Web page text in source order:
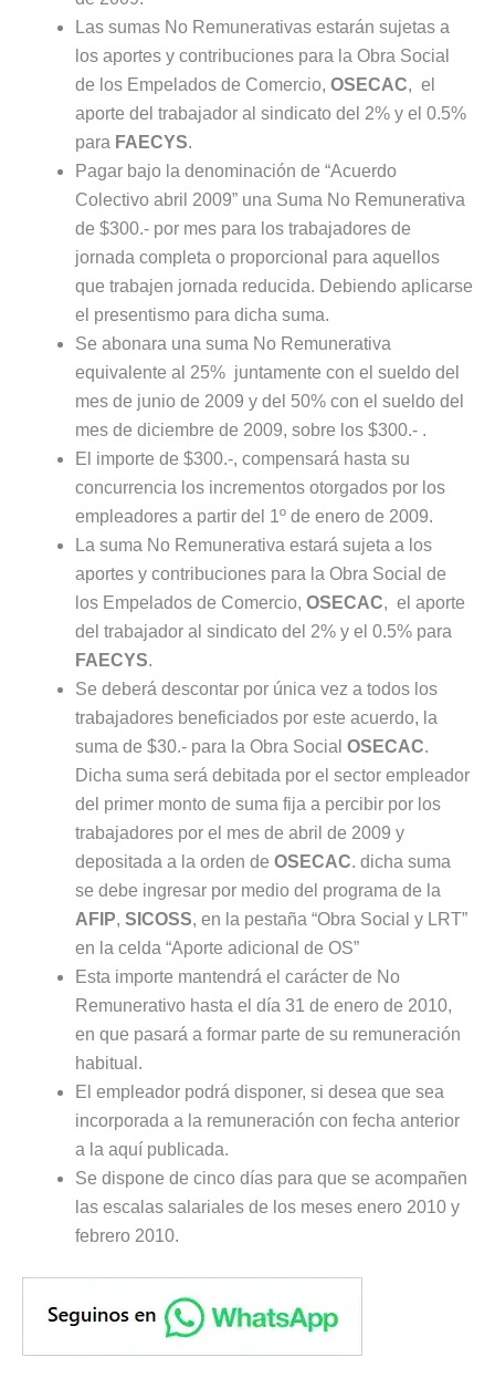
Las sumas No Remunerativas estarán sujetas a
los aportes y contribuciones para la Obra Social
de los Empelados de Comercio, OSECAC, el
aporte del trabajador al sindicato del 2% y el 0.5%
para FAECYS.
Pagar bajo la denominación de “Acuerdo
Colectivo abril 2009” una Suma No Remunerativa
de $300.- por mes para los trabajadores de
jornada completa o proporcional para aquellos
que trabajen jornada reducida. Debiendo aplicarse
el presentismo para dicha suma.
Se abonara una suma No Remunerativa
equivalente al 25% juntamente con el sueldo del
mes de junio de 2009 y del 50% con el sueldo del
mes de diciembre de 2009, sobre los $300.- .
El importe de $300.-, compensará hasta su
concurrencia los incrementos otorgados por los
empleadores a partir del 1º de enero de 2009.
La suma No Remunerativa estará sujeta a los
aportes y contribuciones para la Obra Social de
los Empelados de Comercio, OSECAC, el aporte
del trabajador al sindicato del 2% y el 0.5% para
FAECYS.
Se deberá descontar por única vez a todos los
trabajadores beneficiados por este acuerdo, la
suma de $30.- para la Obra Social OSECAC.
Dicha suma será debitada por el sector empleador
del primer monto de suma fija a percibir por los
trabajadores por el mes de abril de 2009 y
depositada a la orden de OSECAC. dicha suma
se debe ingresar por medio del programa de la
AFIP, SICOSS, en la pestaña “Obra Social y LRT”
en la celda “Aporte adicional de OS”
Esta importe mantendrá el carácter de No
Remunerativo hasta el día 31 de enero de 2010,
en que pasará a formar parte de su remuneración
habitual.
El empleador podrá disponer, si desea que sea
incorporada a la remuneración con fecha anterior
a la aquí publicada.
Se dispone de cinco días para que se acompañen
las escalas salariales de los meses enero 2010 y
febrero 2010.